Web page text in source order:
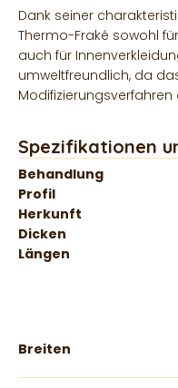
Dank seiner
Thermo-Fraké sowohl
auch für
umweltfreundlich, da
Spezifikationen
Behandlung
Profil
Herkunft
Dicken
Längen
Breiten